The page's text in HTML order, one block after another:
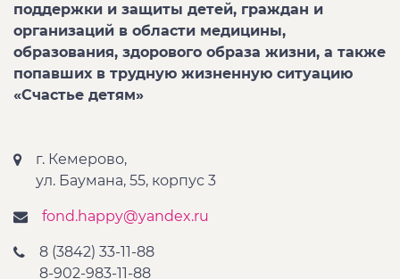
поддержки и защиты детей, граждан и
организаций в области медицины,
образования, здорового образа жизни, а также
попавших в трудную жизненную ситуацию
«Счастье детям»
г. Кемерово,
ул. Баумана, 55, корпус 3
fond.happy@yandex.ru
8 (3842) 33-11-88
8-902-983-11-88